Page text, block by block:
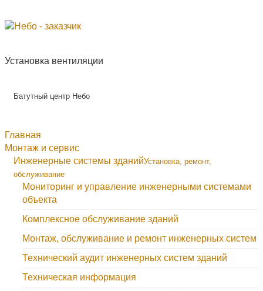
Установка вентиляции
Батутный центр Небо
Главная
Монтаж и сервис
Инженерные системы зданийУстановка, ремонт,
обслуживание
Мониторинг и управление инженерными системами
объекта
Комплексное обслуживание зданий
Монтаж, обслуживание и ремонт инженерных систем
Технический аудит инженерных систем зданий
Техническая информация